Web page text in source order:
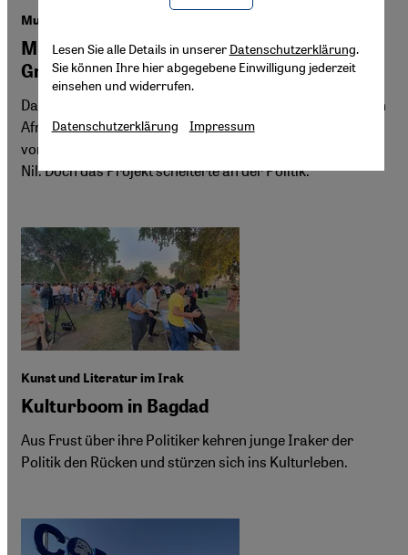
Musikgruppe "The Nile Project"
Musikalische Verständigung, politische
Grenzen
Das Musikkollektiv "The Nile Project“ wurde inspiriert von
Afrikas längstem Fluss. Gesungen wurde in einer Vielzahl
von Stilen und Sprachen über das Leben am und mit dem
Nil. Doch das Projekt scheiterte an der Politik.
Kunst und Literatur im Irak
Kulturboom in Bagdad
Aus Frust über ihre Politiker kehren junge Iraker der
Politik den Rücken und stürzen sich ins Kulturleben.
Lesen Sie alle Details in unserer Datenschutzerklärung.
Sie können Ihre hier abgegebene Einwilligung jederzeit
einsehen und widerrufen.
Datenschutzerklärung Impressum